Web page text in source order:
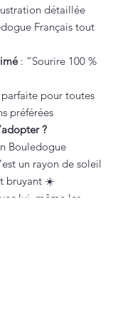
détaillée
Français tout
: “Sourire 100 %
pour toutes
préférées
?
Bouledogue
un rayon de soleil
bruyant ☀️
lui, même les